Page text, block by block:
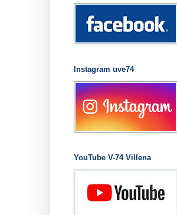
Instagram uve74
YouTube V-74 Villena